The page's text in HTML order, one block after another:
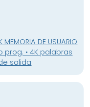
DE USUARIO
prog. • 4K palabras
salida